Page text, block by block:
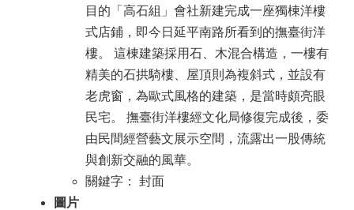
目的「高石組」會社新建完成一座獨棟洋樓
式店鋪，即今日延平南路所看到的撫臺街洋
樓。 這棟建築採用石、木混合構造，一樓有
精美的石拱騎樓、屋頂則為複斜式，並設有
老虎窗，為歐式風格的建築，是當時頗亮眼
民宅。 撫臺街洋樓經文化局修復完成後，委
由民間經營藝文展示空間，流露出一股傳統
與創新交融的風華。
關鍵字： 封面
圖片